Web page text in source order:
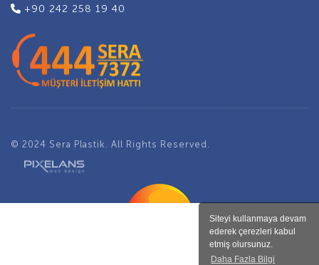
Siteyi kullanmaya devam
ederek çerezleri kabul
etmiş olursunuz.
Daha Fazla Bilgi
+90 242 258 19 40
© 2024 Sera Plastik. All Rights Reserved.